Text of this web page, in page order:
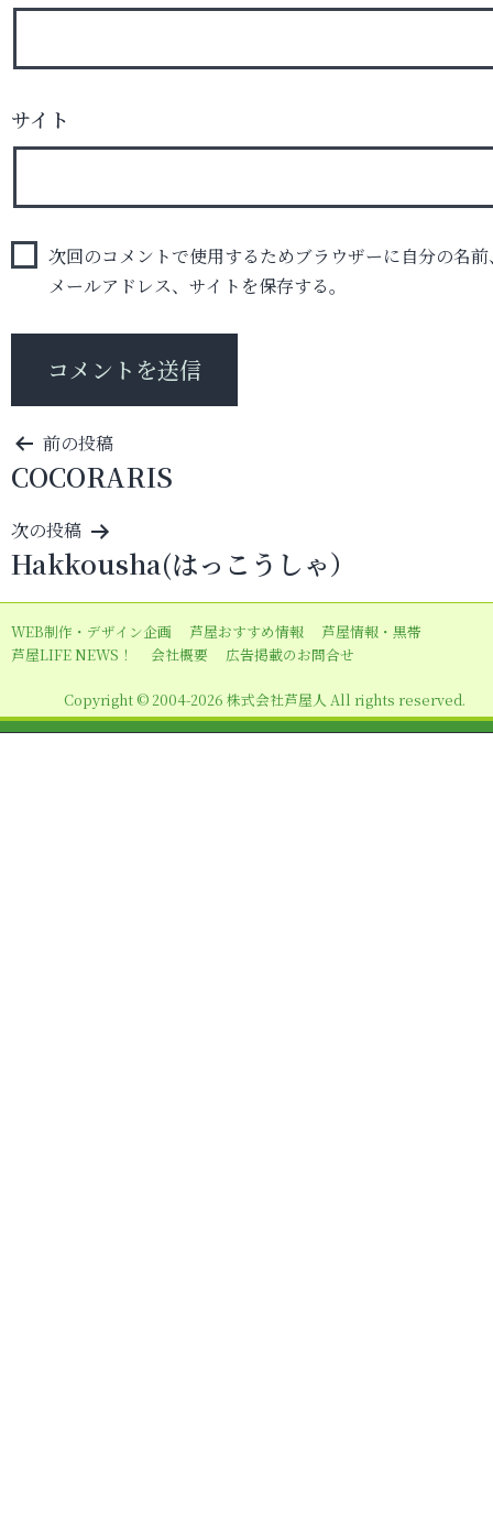
サイト
次回のコメントで使用するためブラウザーに自分の名前
メールアドレス、サイトを保存する。
投
稿
ナ
ビ
ゲ
ー
シ
ン
前の投稿
COCORARIS
次の投稿
Hakkousha(はっこうしゃ）
WEB制作・デザイン企画 芦屋おすすめ情報
芦屋情報・黒帯
芦屋LIFE NEWS！
会社概要 広告掲載のお問合せ
Copyright © 2004-2026 株式会社芦屋人 All rights reserved.